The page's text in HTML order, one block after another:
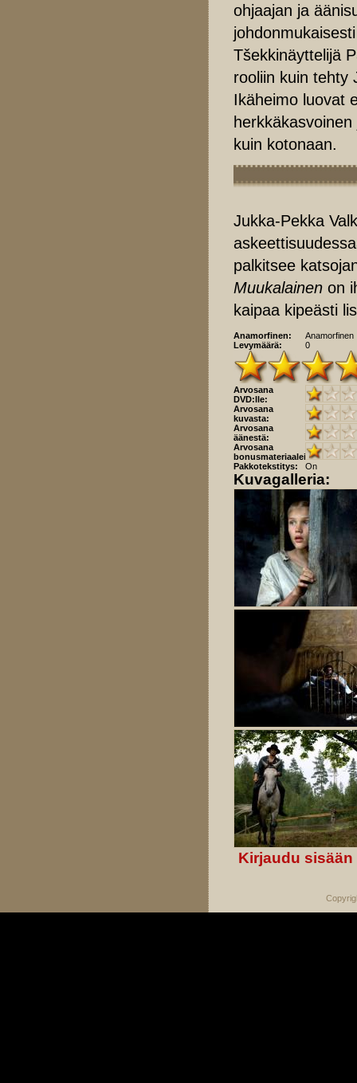
ohjaajan ja
Tšekkinäyttelijä
rooliin kuin tehty
Ikäheimo luovat
kuin kotonaan.
Jukka-Pekka
palkitsee
Muukalainen on
kaipaa kipeästi
Anamorfinen:
Anamorfinen
Levymäärä:
0
Arvosana
DVD:lle:
Arvosana
kuvasta:
Arvosana
äänestä:
Arvosana
bonusmateriaaleista:
Pakkotekstitys:
On
Kuvagalleria:
Kirjaudu sisään